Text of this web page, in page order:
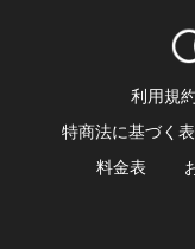
利用規約
特商法に基づく
料金表